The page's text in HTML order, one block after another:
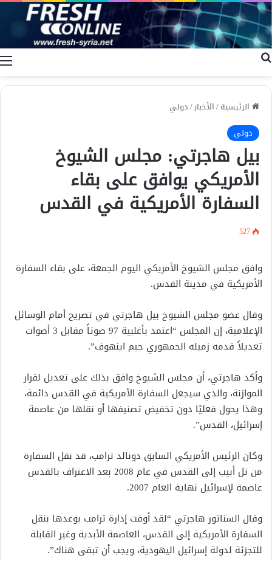
الرئيسية/الأخبار/دولي
دولي
بيل هاجرتي: مجلس الشيوخ
الأمريكي يوافق على بقاء
السفارة الأمريكية في القدس
527
وافق مجلس الشيوخ الأمريكي اليوم الجمعة، على بقاء السفارة
الأمريكية في مدينة القدس.
وقال عضو مجلس الشيوخ بيل هاجرتي في تصريح أمام الوسائل
الإعلامية، إن المجلس “اعتمد بأغلبية 97 صوتاً مقابل 3 أصوات
تعديلاً قدمه زميله الجمهوري جيم اينهوف”.
وأكد هاجرتي، أن مجلس الشيوخ وافق بذلك على تعديل لقرار
الموازنة، والذي سيجعل السفارة الأمريكية في القدس دائمة،
وهذا يحول فعليًا دون تخفيض تصنيفها أو نقلها من عاصمة
إسرائيل، القدس”.
وكان الرئيس الأمريكي السابق دونالد ترامب، قد نقل السفارة
من تل أبيب إلى القدس في عام 2008 بعد الاعتراف بالقدس
عاصمة لإسرائيل نهاية العام 2007.
وقال السناتور هاجرتي “لقد أوفت إدارة ترامب بوعدها بنقل
السفارة الأمريكية إلى القدس، العاصمة الأبدية وغير القابلة
للتجزئة لدولة إسرائيل اليهودية، ويجب أن تبقى هناك”.